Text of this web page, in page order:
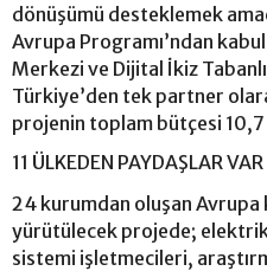
dönüşümü desteklemek
Avrupa Programı’ndan
Merkezi ve Dijital İkiz
Türkiye’den tek partner
projenin toplam bütçesi
11 ÜLKEDEN PAYDAŞLAR VAR
24 kurumdan oluşan
yürütülecek projede;
sistemi işletmecileri,